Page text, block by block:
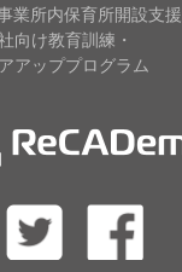
業所内保育所開設支援
向け教育訓練・
アッププログラム